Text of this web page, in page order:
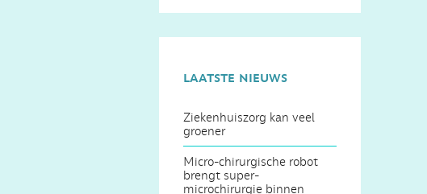
laatste nieuws
Ziekenhuiszorg kan veel
groener
Micro-chirurgische robot
brengt super-
microchirurgie binnen